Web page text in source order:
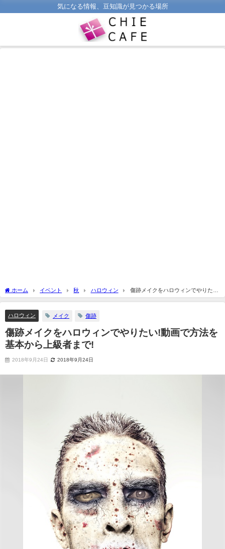
気になる情報、豆知識が見つかる場所
ホーム イベント 秋 ハロウィン
傷跡メイクをハロウィンでやりたい!
動画で方法を基本から上級者まで!
ハロウィン メイク 傷跡
傷跡メイクをハロウィンでやりたい!動画で方法を
基本から上級者まで!
2018年9月24日 2018年9月24日